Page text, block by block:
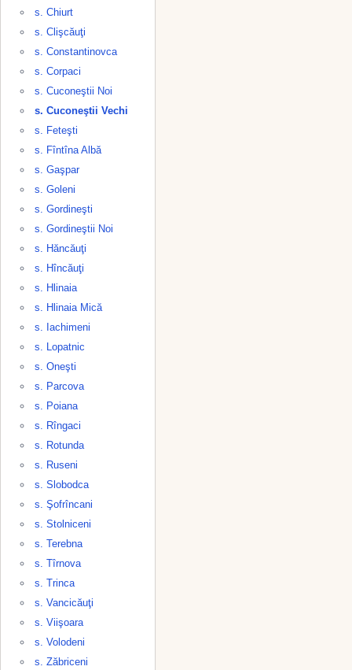
s. Chiurt
s. Clişcăuţi
s. Constantinovca
s. Corpaci
s. Cuconeştii Noi
s. Cuconeştii Vechi
s. Feteşti
s. Fîntîna Albă
s. Gaşpar
s. Goleni
s. Gordineşti
s. Gordineştii Noi
s. Hăncăuţi
s. Hîncăuţi
s. Hlinaia
s. Hlinaia Mică
s. Iachimeni
s. Lopatnic
s. Oneşti
s. Parcova
s. Poiana
s. Rîngaci
s. Rotunda
s. Ruseni
s. Slobodca
s. Şofrîncani
s. Stolniceni
s. Terebna
s. Tîrnova
s. Trinca
s. Vancicăuţi
s. Viişoara
s. Volodeni
s. Zăbriceni